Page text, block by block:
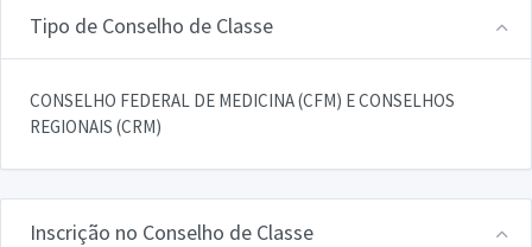
Tipo de Conselho de Classe
CONSELHO FEDERAL DE MEDICINA (CFM) E CONSELHOS
REGIONAIS (CRM)
Inscrição no Conselho de Classe